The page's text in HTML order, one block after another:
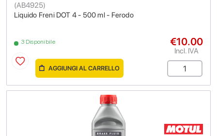
Liquido Freni DOT 4 - 500 ml - Ferodo
(AB4925)
3 Disponibile €10.00
Incl. IVA
AGGIUNGI AL CARRELLO